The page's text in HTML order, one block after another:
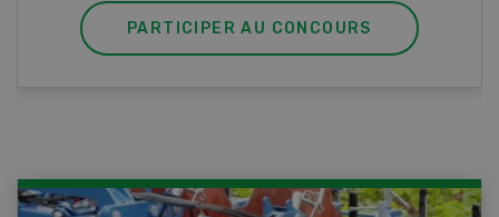
PARTICIPER AU CONCOURS